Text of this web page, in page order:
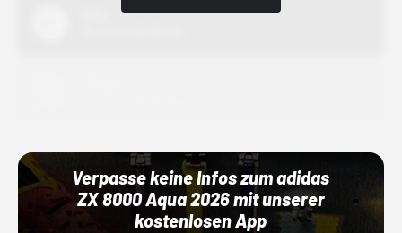
Verpasse keine Infos zum adidas
ZX 8000 Aqua 2026 mit unserer
kostenlosen App